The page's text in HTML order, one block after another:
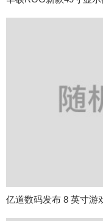
亿道数码发布 8 英寸游